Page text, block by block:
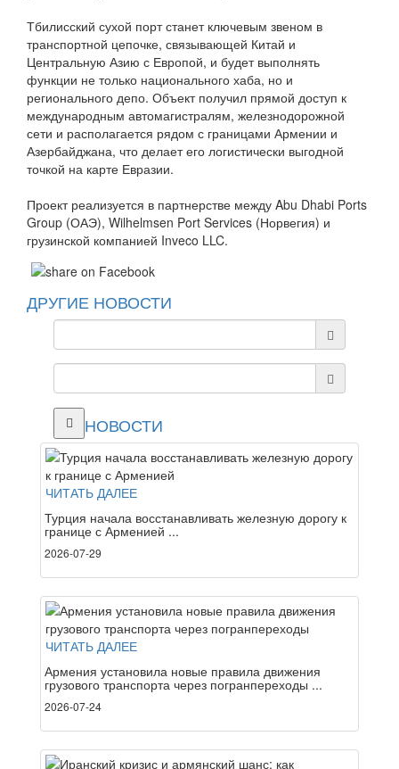
Тбилисский сухой порт станет ключевым звеном в
транспортной цепочке, связывающей Китай и
Центральную Азию с Европой, и будет выполнять
функции не только национального хаба, но и
регионального депо. Объект получил прямой доступ к
международным автомагистралям, железнодорожной
сети и располагается рядом с границами Армении и
Азербайджана, что делает его логистически выгодной
точкой на карте Евразии.
Проект реализуется в партнерстве между Abu Dhabi Ports
Group (ОАЭ), Wilhelmsen Port Services (Норвегия) и
грузинской компанией Inveco LLC.
ДРУГИЕ НОВОСТИ
НОВОСТИ
ЧИТАТЬ ДАЛЕЕ
Турция начала восстанавливать железную дорогу к
границе с Арменией ...
2026-07-29
ЧИТАТЬ ДАЛЕЕ
Армения установила новые правила движения
грузового транспорта через погранпереходы ...
2026-07-24